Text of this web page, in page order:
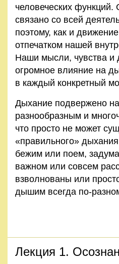
человеческих
связано со всей
поэтому, как и
отпечатком нашей
Наши мысли, чувства и
огромное влияние на
в каждый конкретный
Дыхание подвержено
разнообразным и
что просто не может
«правильного»
бежим или поем,
важном или совсем
взволнованы или
дышим всегда по-
Лекция 1.